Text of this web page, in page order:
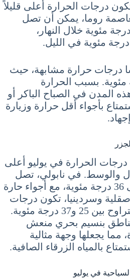
درجات الحرارة أعلى قليلاً
روما، يمكن أن تصل
درجات الحرارة إلى 35 درجة مئوية خلال النهار،
درجات حرارة مشابهة، حيث
23 و34 درجة مئوية. بسبب الحرارة
المدن في الصباح الباكر أو
بأجواء أقل حرارة وزيارة
الحرارة في يوليو أعلى
والوسط. في نابولي، تصل
درجات الحرارة غالباً إلى 36 درجة مئوية، مع أجواء حارة
وسردينيا، تكون درجات
الحرارة مشابهة، حيث تتراوح بين 25 و37 درجة مئوية.
بنسيم بحري منعش
يجعلها وجهة مثالية
بالمياه الزرقاء الصافية.
في يوليو